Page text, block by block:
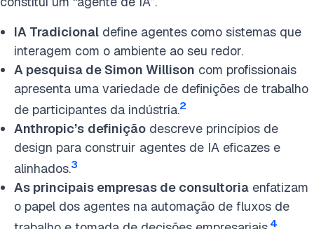
IA Tradicional define agentes como sistemas que
interagem com o ambiente ao seu redor.
A pesquisa de Simon Willison com profissionais
apresenta uma variedade de definições de trabalho
de participantes da indústria.2
Anthropic’s definição descreve princípios de
design para construir agentes de IA eficazes e
alinhados.3
As principais empresas de consultoria enfatizam
o papel dos agentes na automação de fluxos de
4